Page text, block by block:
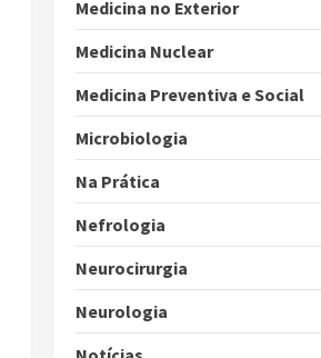
Medicina no Exterior
Medicina Nuclear
Medicina Preventiva e Social
Microbiologia
Na Prática
Nefrologia
Neurocirurgia
Neurologia